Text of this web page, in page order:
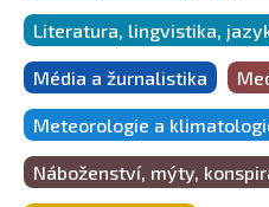
Literatura, lingvistika,
Média a žurnalistika
Meteorologie a
Náboženství, mýty,